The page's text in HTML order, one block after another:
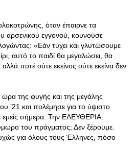
όταν έπαιρνε τα
αρσενικού εγγονού, κουνούσε
«Εάν τύχει και γλυτώσουμε
αυτό το παιδί θα μεγαλώσει, θα
ποτέ ούτε εκείνος ούτε εκείνα δεν
της φυγής και της μεγάλης
’21 και πολέμησε για το ύψιστο
σήμερα: Την ΕΛΕΥΘΕΡΙΑ.
του πράγματος; Δεν ξέρουμε.
για όλους τους Έλληνες, πόσο